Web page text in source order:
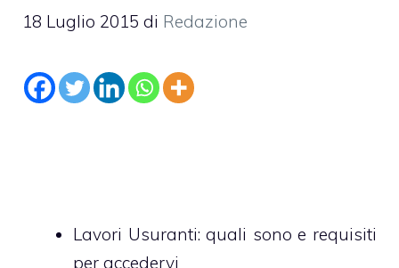
18 Luglio 2015 di Redazione
Lavori Usuranti: quali sono e requisiti
per accedervi